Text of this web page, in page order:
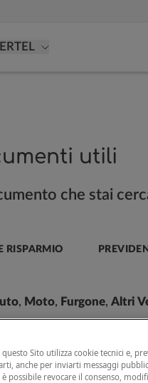
utili
che stai
RISPARMIO
, Moto, Furgone, Altri
Sito utilizza cookie tecnici e,
anche per inviarti messaggi
possibile revocare il consenso,